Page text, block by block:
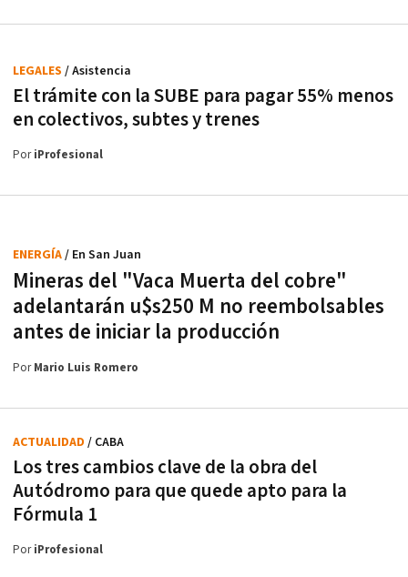
El trámite con la SUBE para pagar 55% menos
en colectivos, subtes y trenes
LEGALES / Asistencia
PoriProfesional
Mineras del "Vaca Muerta del cobre"
adelantarán u$s250 M no reembolsables
antes de iniciar la producción
ENERGÍA/ En San Juan
PorMario Luis Romero
Los tres cambios clave de la obra del
Autódromo para que quede apto para la
Fórmula 1
ACTUALIDAD / CABA
PoriProfesional